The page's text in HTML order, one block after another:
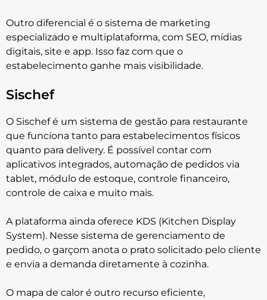
Outro diferencial é o sistema de marketing
especializado e multiplataforma, com SEO, mídias
digitais, site e app. Isso faz com que o
estabelecimento ganhe mais visibilidade.
Sischef
O Sischef é um sistema de gestão para restaurante
que funciona tanto para estabelecimentos físicos
quanto para delivery. É possível contar com
aplicativos integrados, automação de pedidos via
tablet, módulo de estoque, controle financeiro,
controle de caixa e muito mais.
A plataforma ainda oferece KDS (Kitchen Display
System). Nesse sistema de gerenciamento de
pedido, o garçom anota o prato solicitado pelo cliente
e envia a demanda diretamente à cozinha.
O mapa de calor é outro recurso eficiente,